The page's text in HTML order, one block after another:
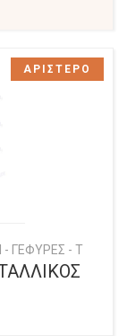
- ΓΕΦΥΡΕΣ - Τ
ΑΡΙΣΤΕΡΟ